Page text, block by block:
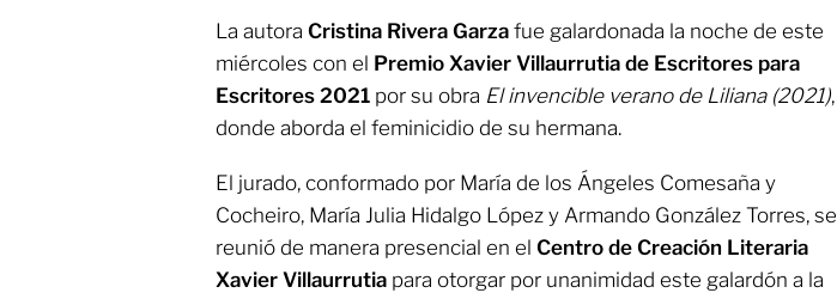
La autora Cristina Rivera Garza fue galardonada la noche de este
miércoles con el Premio Xavier Villaurrutia de Escritores para
Escritores 2021 por su obra El invencible verano de Liliana (2021),
donde aborda el feminicidio de su hermana.
El jurado, conformado por María de los Ángeles Comesaña y
Cocheiro, María Julia Hidalgo López y Armando González Torres, se
reunió de manera presencial en el Centro de Creación Literaria
Xavier Villaurrutia para otorgar por unanimidad este galardón a la